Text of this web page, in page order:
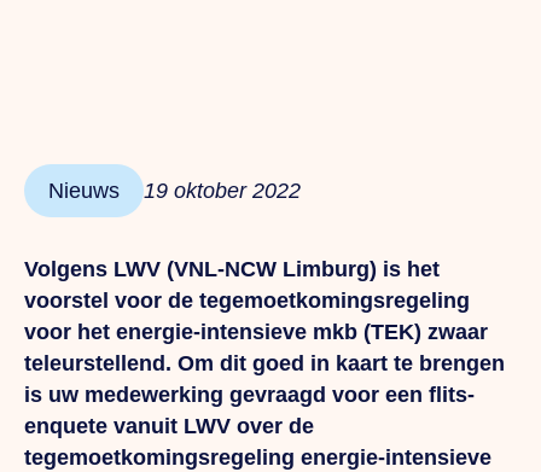
Nieuws 19 oktober 2022
Volgens LWV (VNL-NCW Limburg) is het
voorstel voor de tegemoetkomingsregeling
voor het energie-intensieve mkb (TEK) zwaar
teleurstellend. Om dit goed in kaart te brengen
is uw medewerking gevraagd voor een flits-
enquete vanuit LWV over de
tegemoetkomingsregeling energie-intensieve